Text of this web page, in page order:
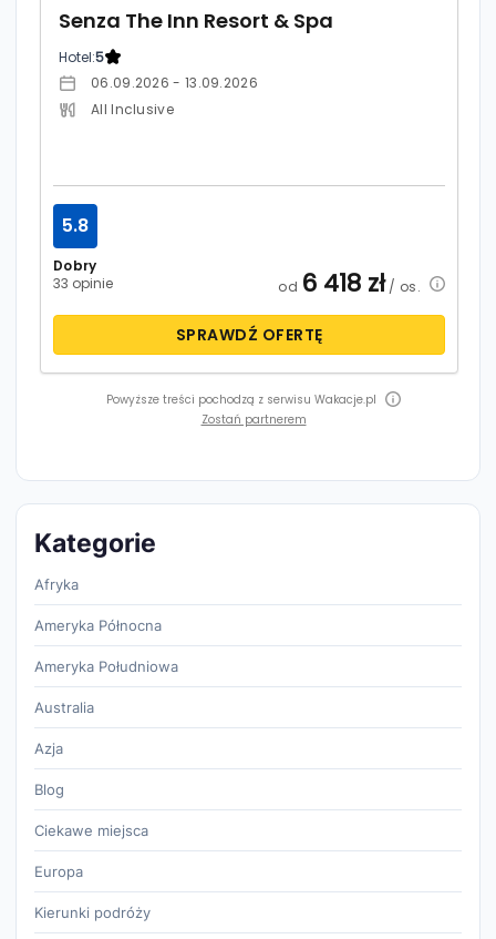
Senza The Inn Resort & Spa
Hotel:5
06.09.2026 - 13.09.2026
All Inclusive
Dobry
33 opinie
5.8
od 6 418 zł/ os.
SPRAWDŹ OFERTĘ
Powyższe treści pochodzą z serwisu Wakacje.pl
Zostań partnerem
Kategorie
Afryka
Ameryka Północna
Ameryka Południowa
Australia
Azja
Blog
Ciekawe miejsca
Europa
Kierunki podróży